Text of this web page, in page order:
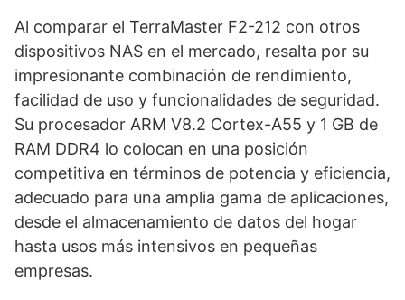
Al comparar el TerraMaster F2-212 con otros
dispositivos NAS en el mercado, resalta por su
impresionante combinación de rendimiento,
facilidad de uso y funcionalidades de seguridad.
Su procesador ARM V8.2 Cortex-A55 y 1 GB de
RAM DDR4 lo colocan en una posición
competitiva en términos de potencia y eficiencia,
adecuado para una amplia gama de aplicaciones,
desde el almacenamiento de datos del hogar
hasta usos más intensivos en pequeñas
empresas.